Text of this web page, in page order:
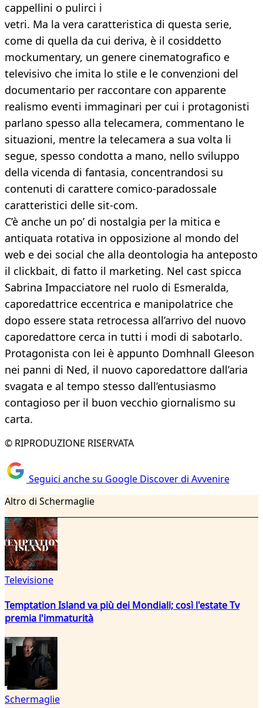
cappellini o pulirci i
vetri. Ma la vera caratteristica di questa serie,
come di quella da cui deriva, è il cosiddetto
mockumentary, un genere cinematografico e
televisivo che imita lo stile e le convenzioni del
documentario per raccontare con apparente
realismo eventi immaginari per cui i protagonisti
parlano spesso alla telecamera, commentano le
situazioni, mentre la telecamera a sua volta li
segue, spesso condotta a mano, nello sviluppo
della vicenda di fantasia, concentrandosi su
contenuti di carattere comico-paradossale
caratteristici delle sit-com.
C’è anche un po’ di nostalgia per la mitica e
antiquata rotativa in opposizione al mondo del
web e dei social che alla deontologia ha anteposto
il clickbait, di fatto il marketing. Nel cast spicca
Sabrina Impacciatore nel ruolo di Esmeralda,
caporedattrice eccentrica e manipolatrice che
dopo essere stata retrocessa all’arrivo del nuovo
caporedattore cerca in tutti i modi di sabotarlo.
Protagonista con lei è appunto Domhnall Gleeson
nei panni di Ned, il nuovo caporedattore dall’aria
svagata e al tempo stesso dall’entusiasmo
contagioso per il buon vecchio giornalismo su
carta.
© RIPRODUZIONE RISERVATA
Seguici anche su Google Discover di Avvenire
Altro di Schermaglie
Televisione
Temptation Island va più dei Mondiali; così l'estate Tv
premia l'immaturità
Schermaglie